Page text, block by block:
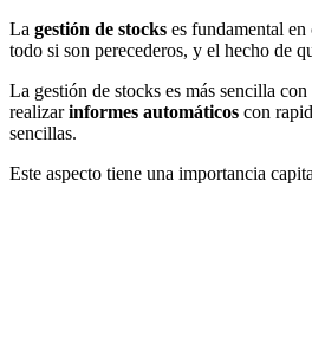
La gestión de stocks es fundamental
todo si son perecederos, y el hecho de
La gestión de stocks es más sencilla
realizarinformes automáticos con
sencillas.
Este aspecto tiene una importancia